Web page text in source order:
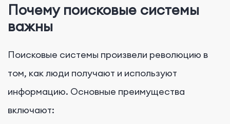
Почему поисковые системы
важны
Поисковые системы произвели революцию в
том, как люди получают и используют
информацию. Основные преимущества
включают: